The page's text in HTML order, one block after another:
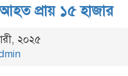
প্রায় ১৫ হাজার
২০২৫